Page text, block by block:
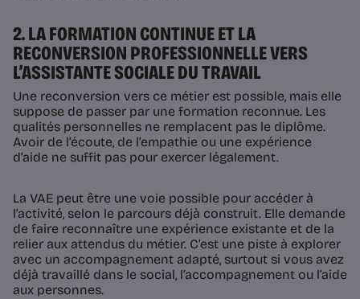
2. LA FORMATION CONTINUE ET LA
RECONVERSION PROFESSIONNELLE VERS
L’ASSISTANTE SOCIALE DU TRAVAIL
Une reconversion vers ce métier est possible, mais elle
suppose de passer par une formation reconnue. Les
qualités personnelles ne remplacent pas le diplôme.
Avoir de l’écoute, de l’empathie ou une expérience
d’aide ne suffit pas pour exercer légalement.
La VAE peut être une voie possible pour accéder à
l’activité, selon le parcours déjà construit. Elle demande
de faire reconnaître une expérience existante et de la
relier aux attendus du métier. C’est une piste à explorer
avec un accompagnement adapté, surtout si vous avez
déjà travaillé dans le social, l’accompagnement ou l’aide
aux personnes.